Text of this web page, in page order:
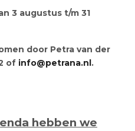
3 augustus t/m 31
door Petra van der
of info@petrana.nl.
hebben we